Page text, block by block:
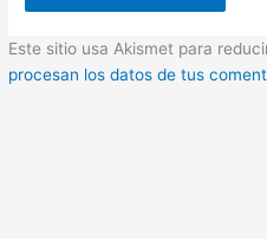
Este sitio usa Akismet para
procesan los datos de tus